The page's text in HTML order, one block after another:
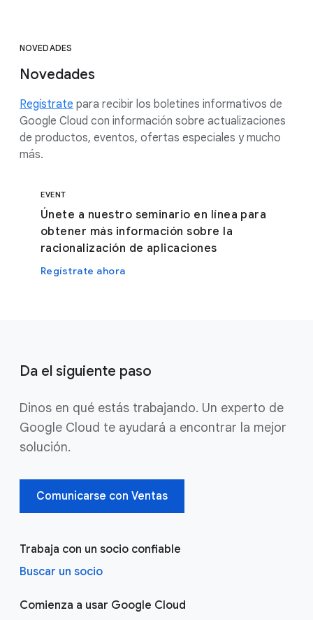
NOVEDADES
Novedades
Regístrate para recibir los boletines informativos de
Google Cloud con información sobre actualizaciones
de productos, eventos, ofertas especiales y mucho
más.
EVENT
Únete a nuestro seminario en línea para
obtener más información sobre la
racionalización de aplicaciones
Regístrate ahora
Da el siguiente paso
Dinos en qué estás trabajando. Un experto de
Google Cloud te ayudará a encontrar la mejor
solución.
Comunicarse con Ventas
Trabaja con un socio confiable
Buscar un socio
Comienza a usar Google Cloud